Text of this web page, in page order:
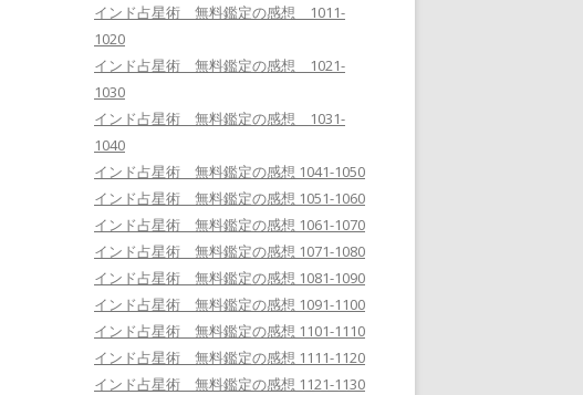
インド占星術 無料鑑定の感想 1011-
1020
インド占星術 無料鑑定の感想 1021-
1030
インド占星術 無料鑑定の感想 1031-
1040
インド占星術 無料鑑定の感想 1041-1050
インド占星術 無料鑑定の感想 1051-1060
インド占星術 無料鑑定の感想 1061-1070
インド占星術 無料鑑定の感想 1071-1080
インド占星術 無料鑑定の感想 1081-1090
インド占星術 無料鑑定の感想 1091-1100
インド占星術 無料鑑定の感想 1101-1110
インド占星術 無料鑑定の感想 1111-1120
インド占星術 無料鑑定の感想 1121-1130